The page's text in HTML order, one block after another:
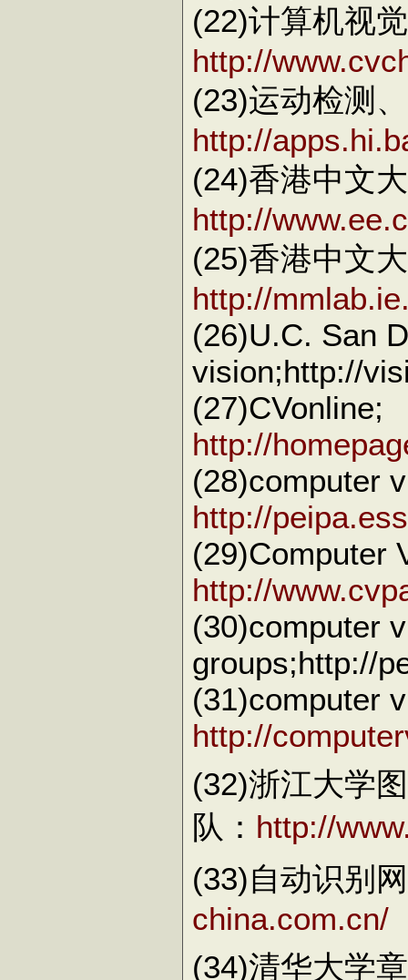
(22)计算机视
http://
(23)运动检测
http://
(24)香港中文
http://
(25)香港中文
http://
(26)U.C. San
vision;http://
(27)CVonline;
http://
(28)computer
http://
(29)Computer
http://
(30)computer
groups;http://
(31)computer
http://
(32)浙江大学
队： http://
(33)自动识别
china.com.cn/
(34)清华大学